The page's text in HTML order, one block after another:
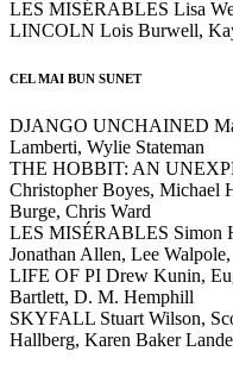
LES MISÉRABLES Lisa
LINCOLN Lois Burwell,
CEL MAI BUN SUNET
DJANGO UNCHAINED
Lamberti, Wylie Stateman
THE HOBBIT: AN
Christopher Boyes, Michael
Burge, Chris Ward
LES MISÉRABLES Simon
Jonathan Allen, Lee
LIFE OF PI Drew Kunin,
Bartlett, D. M. Hemphill
SKYFALL Stuart Wilson,
Hallberg, Karen Baker